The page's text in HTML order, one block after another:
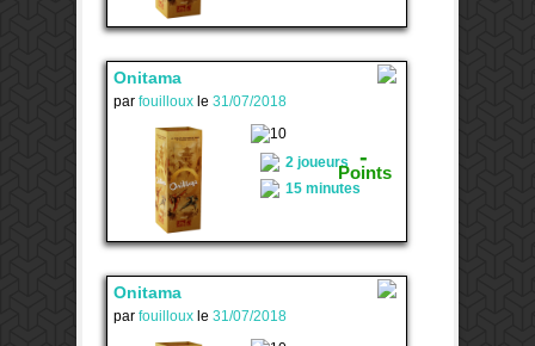
Onitama
par fouilloux le 31/07/2018
-
Points
2 joueurs
15 minutes
Onitama
par fouilloux le 31/07/2018